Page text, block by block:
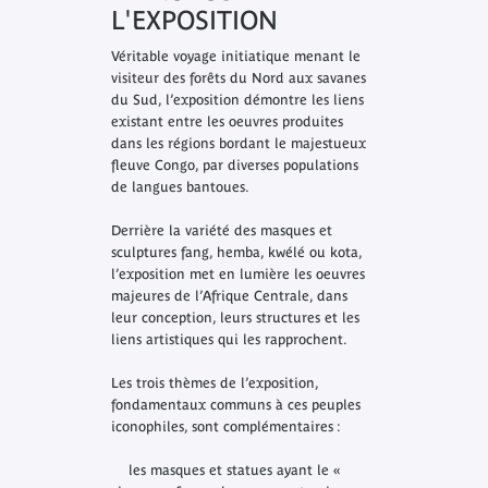
L'EXPOSITION
Véritable voyage initiatique menant le
visiteur des forêts du Nord aux savanes
du Sud, l’exposition démontre les liens
existant entre les oeuvres produites
dans les régions bordant le majestueux
fleuve Congo, par diverses populations
de langues bantoues.
Derrière la variété des masques et
sculptures fang, hemba, kwélé ou kota,
l’exposition met en lumière les oeuvres
majeures de l’Afrique Centrale, dans
leur conception, leurs structures et les
liens artistiques qui les rapprochent.
Les trois thèmes de l’exposition,
fondamentaux communs à ces peuples
iconophiles, sont complémentaires :
les masques et statues ayant le «